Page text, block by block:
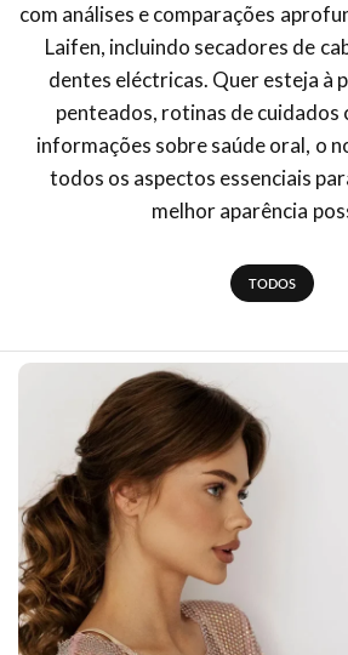
com análises e comparações
Laifen, incluindo secadores de
dentes eléctricas. Quer esteja à
penteados, rotinas de cuidados
informações sobre saúde oral, o
todos os aspectos essenciais
melhor aparência
TODOS